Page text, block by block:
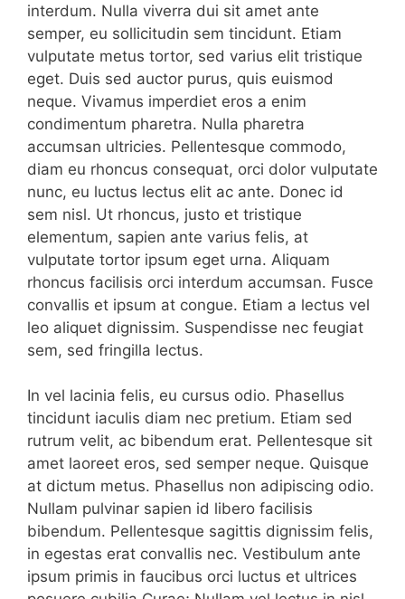
interdum. Nulla viverra dui sit amet ante
semper, eu sollicitudin sem tincidunt. Etiam
vulputate metus tortor, sed varius elit tristique
eget. Duis sed auctor purus, quis euismod
neque. Vivamus imperdiet eros a enim
condimentum pharetra. Nulla pharetra
accumsan ultricies. Pellentesque commodo,
diam eu rhoncus consequat, orci dolor vulputate
nunc, eu luctus lectus elit ac ante. Donec id
sem nisl. Ut rhoncus, justo et tristique
elementum, sapien ante varius felis, at
vulputate tortor ipsum eget urna. Aliquam
rhoncus facilisis orci interdum accumsan. Fusce
convallis et ipsum at congue. Etiam a lectus vel
leo aliquet dignissim. Suspendisse nec feugiat
sem, sed fringilla lectus.
In vel lacinia felis, eu cursus odio. Phasellus
tincidunt iaculis diam nec pretium. Etiam sed
rutrum velit, ac bibendum erat. Pellentesque sit
amet laoreet eros, sed semper neque. Quisque
at dictum metus. Phasellus non adipiscing odio.
Nullam pulvinar sapien id libero facilisis
bibendum. Pellentesque sagittis dignissim felis,
in egestas erat convallis nec. Vestibulum ante
ipsum primis in faucibus orci luctus et ultrices